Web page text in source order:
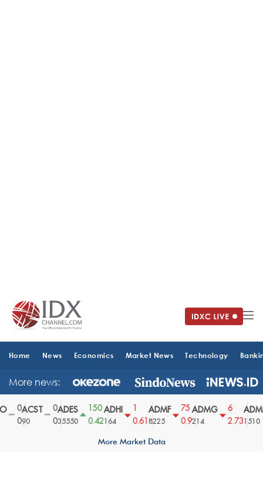
Home News Economics Market News Technology
More news:
ACST
90
ADES
35550
150
0.42
ADHI
164
0.61
ADMF
8225
75
0.9
ADMG
214
2.73
ADMR
1510
More Market Data